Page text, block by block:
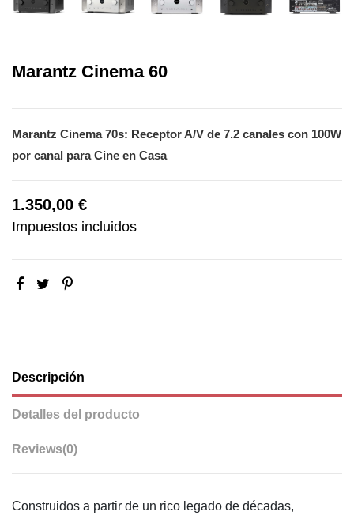
Marantz Cinema 60
Marantz Cinema 70s: Receptor A/V de 7.2 canales con 100W
por canal para Cine en Casa
1.350,00 €
Impuestos incluidos
Descripción
Detalles del producto
Reviews(0)
Construidos a partir de un rico legado de décadas,